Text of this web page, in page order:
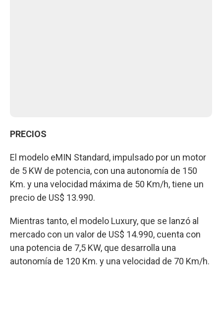
PRECIOS
El modelo eMIN Standard, impulsado por un motor
de 5 KW de potencia, con una autonomía de 150
Km. y una velocidad máxima de 50 Km/h, tiene un
precio de US$ 13.990.
Mientras tanto, el modelo Luxury, que se lanzó al
mercado con un valor de US$ 14.990, cuenta con
una potencia de 7,5 KW, que desarrolla una
autonomía de 120 Km. y una velocidad de 70 Km/h.